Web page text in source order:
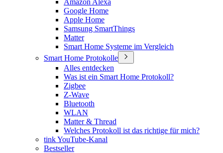
Amazon Alexa
Google Home
Apple Home
Samsung SmartThings
Matter
Smart Home Systeme im Vergleich
Smart Home Protokolle
Alles entdecken
Was ist ein Smart Home Protokoll?
Zigbee
Z-Wave
Bluetooth
WLAN
Matter & Thread
Welches Protokoll ist das richtige für mich?
tink YouTube-Kanal
Bestseller